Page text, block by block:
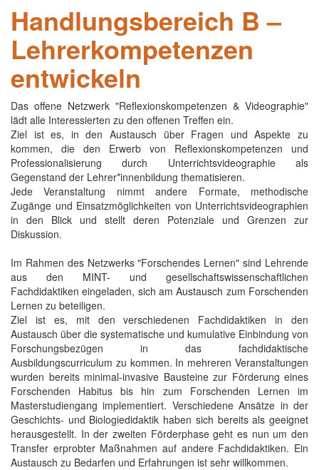
Handlungsbereich B –
Lehrerkompetenzen
entwickeln
Das offene Netzwerk "Reflexionskompetenzen & Videographie"
lädt alle Interessierten zu den offenen Treffen ein.
Ziel ist es, in den Austausch über Fragen und Aspekte zu
kommen, die den Erwerb von Reflexionskompetenzen und
Professionalisierung durch Unterrichtsvideographie als
Gegenstand der Lehrer*innenbildung thematisieren.
Jede Veranstaltung nimmt andere Formate, methodische
Zugänge und Einsatzmöglichkeiten von Unterrichtsvideographien
in den Blick und stellt deren Potenziale und Grenzen zur
Diskussion.
Im Rahmen des Netzwerks "Forschendes Lernen" sind Lehrende
aus den MINT- und gesellschaftswissenschaftlichen
Fachdidaktiken eingeladen, sich am Austausch zum Forschenden
Lernen zu beteiligen.
Ziel ist es, mit den verschiedenen Fachdidaktiken in den
Austausch über die systematische und kumulative Einbindung von
Forschungsbezügen in das fachdidaktische
Ausbildungscurriculum zu kommen. In mehreren Veranstaltungen
wurden bereits minimal-invasive Bausteine zur Förderung eines
Forschenden Habitus bis hin zum Forschenden Lernen im
Masterstudiengang implementiert. Verschiedene Ansätze in der
Geschichts- und Biologiedidaktik haben sich bereits als geeignet
herausgestellt. In der zweiten Förderphase geht es nun um den
Transfer erprobter Maßnahmen auf andere Fachdidaktiken. Ein
Austausch zu Bedarfen und Erfahrungen ist sehr willkommen.